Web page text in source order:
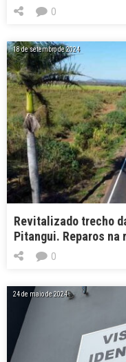
0
18 de setembro de 2024
Revitalizado trecho
Pitangui. Reparos na
0
24 de maio de 2024